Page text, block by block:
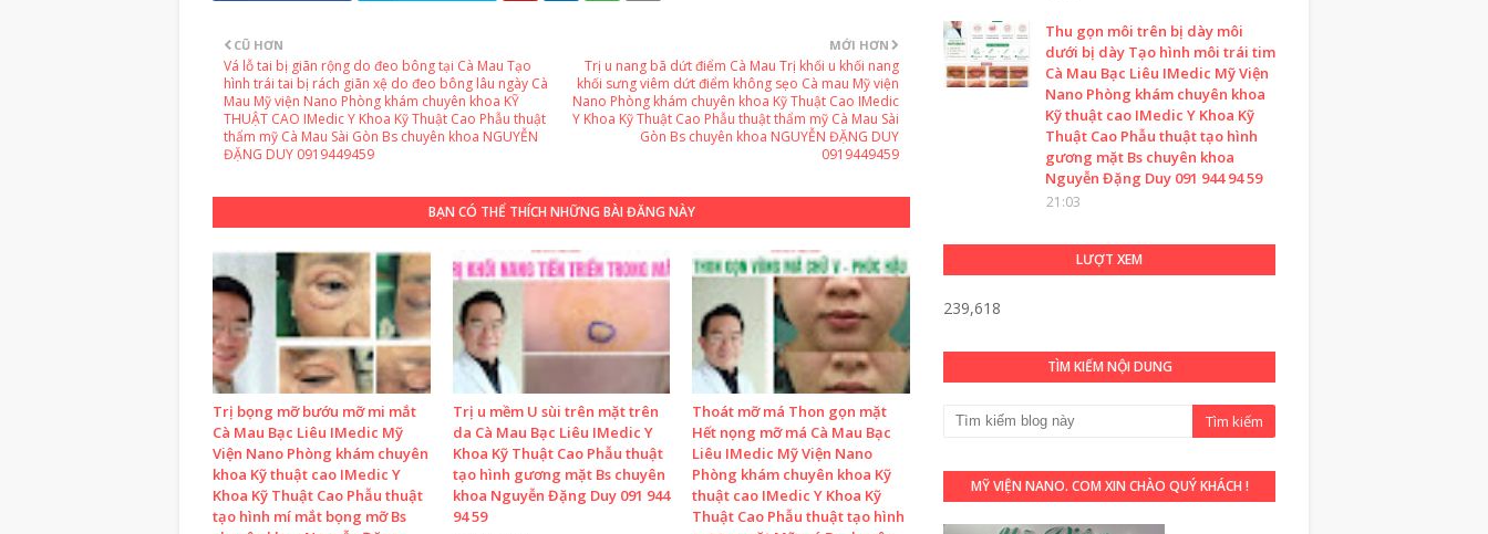
MỚI HƠN
Trị u nang bã dứt điểm Cà Mau Trị khối u khối nang
khối sưng viêm dứt điểm không sẹo Cà mau Mỹ viện
Nano Phòng khám chuyên khoa Kỹ Thuật Cao IMedic
Y Khoa Kỹ Thuật Cao Phẫu thuật thẩm mỹ Cà Mau Sài
Gòn Bs chuyên khoa NGUYỄN ĐẶNG DUY
0919449459
CŨ HƠN
Vá lỗ tai bị giãn rộng do đeo bông tại Cà Mau Tạo
hình trái tai bị rách giãn xệ do đeo bông lâu ngày Cà
Mau Mỹ viện Nano Phòng khám chuyên khoa KỸ
THUẬT CAO IMedic Y Khoa Kỹ Thuật Cao Phẫu thuật
thẩm mỹ Cà Mau Sài Gòn Bs chuyên khoa NGUYỄN
ĐẶNG DUY 0919449459
BẠN CÓ THỂ THÍCH NHỮNG BÀI ĐĂNG NÀY
Trị bọng mỡ bướu mỡ mi mắt
Cà Mau Bạc Liêu IMedic Mỹ
Viện Nano Phòng khám chuyên
khoa Kỹ thuật cao IMedic Y
Khoa Kỹ Thuật Cao Phẫu thuật
tạo hình mí mắt bọng mỡ Bs
Trị u mềm U sùi trên mặt trên
da Cà Mau Bạc Liêu IMedic Y
Khoa Kỹ Thuật Cao Phẫu thuật
tạo hình gương mặt Bs chuyên
khoa Nguyễn Đặng Duy 091 944
94 59
Thoát mỡ má Thon gọn mặt
Hết nọng mỡ má Cà Mau Bạc
Liêu IMedic Mỹ Viện Nano
Phòng khám chuyên khoa Kỹ
thuật cao IMedic Y Khoa Kỹ
Thuật Cao Phẫu thuật tạo hình
Thu gọn môi trên bị dày môi
dưới bị dày Tạo hình môi trái tim
Cà Mau Bạc Liêu IMedic Mỹ Viện
Nano Phòng khám chuyên khoa
Kỹ thuật cao IMedic Y Khoa Kỹ
Thuật Cao Phẫu thuật tạo hình
gương mặt Bs chuyên khoa
Nguyễn Đặng Duy 091 944 94 59
21:03
LƯỢT XEM
239,618
TÌM KIẾM NỘI DUNG
MỸ VIỆN NANO. COM XIN CHÀO QUÝ KHÁCH !